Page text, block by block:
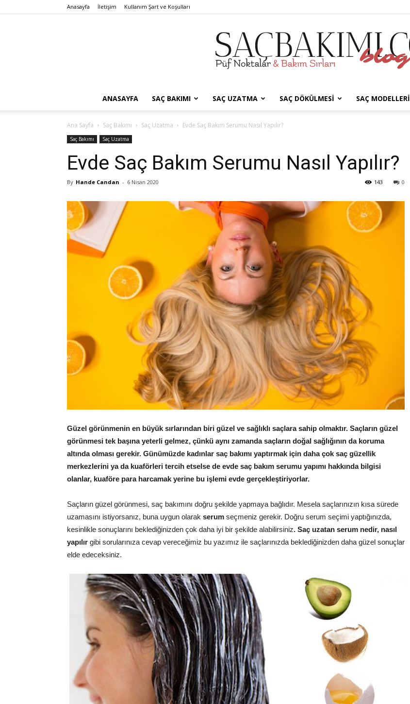
Anasayfa İletişim Kullanım Şart ve Koşulları
ANASAYFA SAÇ BAKIMI SAÇ UZATMA SAÇ DÖKÜLMESI SAÇ MODELLERI
Ana Sayfa Saç Bakımı Saç Uzatma Evde Saç Bakım Serumu Nasıl Yapılır?
Saç Bakımı Saç Uzatma
Evde Saç Bakım Serumu Nasıl Yapılır?
By Hande Candan - 6 Nisan 2020 0
143
Güzel görünmenin en büyük sırlarından biri güzel ve sağlıklı saçlara sahip olmaktır. Saçların güzel
görünmesi tek başına yeterli gelmez, çünkü aynı zamanda saçların doğal sağlığının da koruma
altında olması gerekir. Günümüzde kadınlar saç bakımı yaptırmak için daha çok saç güzellik
merkezlerini ya da kuaförleri tercih etselse de evde saç bakım serumu yapımı hakkında bilgisi
olanlar, kuaföre para harcamak yerine bu işlemi evde gerçekleştiriyorlar.
Saçların güzel görünmesi, saç bakımını doğru şekilde yapmaya bağlıdır. Mesela saçlarınızın kısa sürede
uzamasını istiyorsanız, buna uygun olarak serum seçmeniz gerekir. Doğru serum seçimi yaptığınızda,
kesinlikle sonuçlarını beklediğinizden çok daha iyi bir şekilde alabilirsiniz. Saç uzatan serum nedir, nasıl
yapılır gibi sorularınıza cevap vereceğimiz bu yazımız ile saçlarınızda beklediğinizden daha güzel sonuçlar
elde edeceksiniz.